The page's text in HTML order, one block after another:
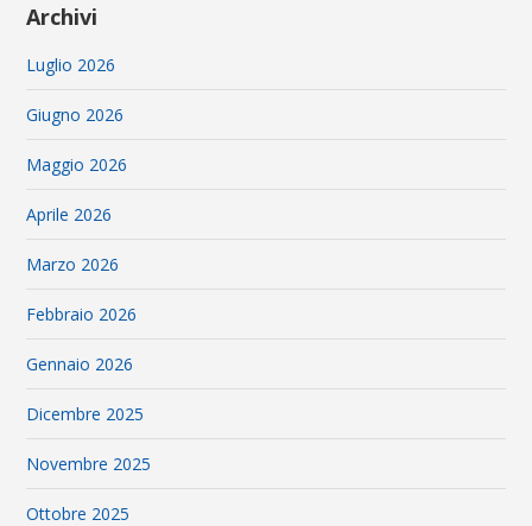
Archivi
Luglio 2026
Giugno 2026
Maggio 2026
Aprile 2026
Marzo 2026
Febbraio 2026
Gennaio 2026
Dicembre 2025
Novembre 2025
Ottobre 2025